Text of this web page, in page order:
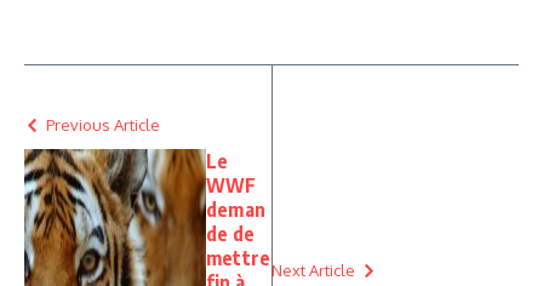
Previous Article
Le
WWF
deman
de de
mettreNext Article